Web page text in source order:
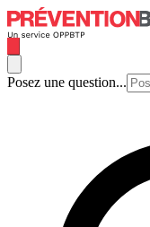
Posez une question...